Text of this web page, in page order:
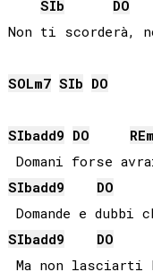
SIb DO
Non ti scorderà,
SOLm7 SIb DO
SIbadd9 DO RE
SIbadd9 DO
SIbadd9 DO
Ma non lasciarti